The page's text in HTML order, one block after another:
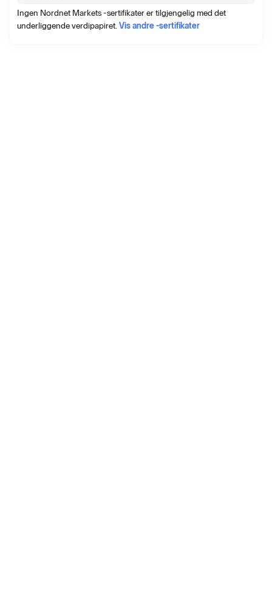
Ingen Nordnet Markets -sertifikater er tilgjengelig med det
underliggende verdipapiret.Vis andre -sertifikater